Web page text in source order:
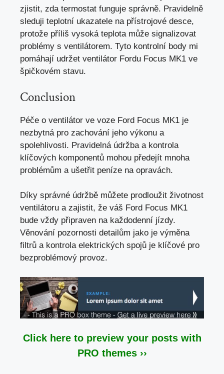
zjistit, zda termostat funguje správně. Pravidelně
sleduji teplotní ukazatele na přístrojové desce,
protože příliš vysoká teplota může signalizovat
problémy s ventilátorem. Tyto kontrolní body mi
pomáhají udržet ventilátor Fordu Focus MK1 ve
špičkovém stavu.
Conclusion
Péče o ventilátor ve voze Ford Focus MK1 je
nezbytná pro zachování jeho výkonu a
spolehlivosti. Pravidelná údržba a kontrola
klíčových komponentů mohou předejít mnoha
problémům a ušetřit peníze na opravách.
Díky správné údržbě můžete prodloužit životnost
ventilátoru a zajistit, že váš Ford Focus MK1
bude vždy připraven na každodenní jízdy.
Věnování pozornosti detailům jako je výměna
filtrů a kontrola elektrických spojů je klíčové pro
bezproblémový provoz.
Click here to preview your posts with
PRO themes ››